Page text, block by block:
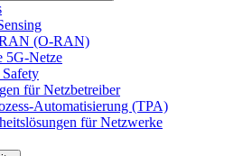
(O-RAN)
5G-Netze
für Netzbetreiber
Automatisierung (TPA)
für Netzwerke